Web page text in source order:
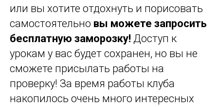
или вы хотите отдохнуть и порисовать
самостоятельно вы можете запросить
бесплатную заморозку! Доступ к
урокам у вас будет сохранен, но вы не
сможете присылать работы на
проверку! За время работы клуба
накопилось очень много интересных